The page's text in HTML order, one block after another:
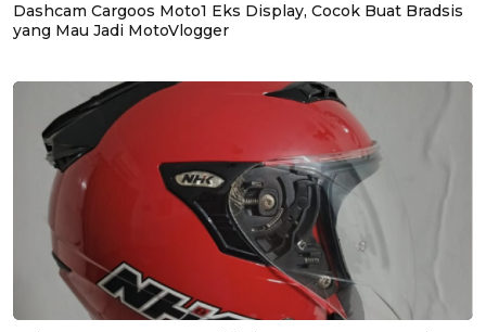
Dashcam Cargoos Moto1 Eks Display, Cocok Buat Bradsis
yang Mau Jadi MotoVlogger